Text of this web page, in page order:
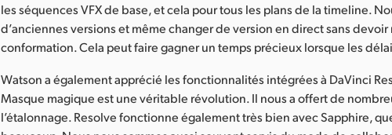
les séquences VFX de base, et cela pour tous les plans de la timeline.
d’anciennes versions et même changer de version en direct sans devoir
conformation. Cela peut faire gagner un temps précieux lorsque les
Watson a également apprécié les fonctionnalités intégrées à DaVinci
Masque magique est une véritable révolution. Il nous a offert de
l’étalonnage. Resolve fonctionne également très bien avec Sapphire,